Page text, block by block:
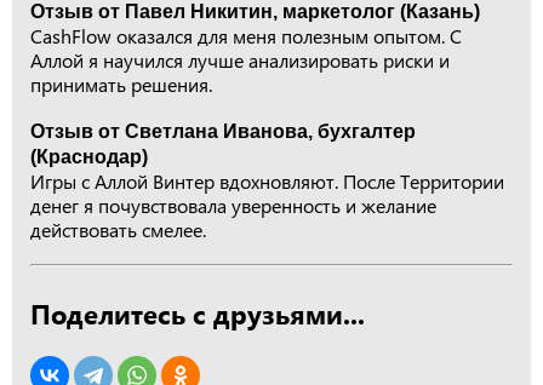
Отзыв от Павел Никитин, маркетолог (Казань)
CashFlow оказался для меня полезным опытом. С
Аллой я научился лучше анализировать риски и
принимать решения.
Отзыв от Светлана Иванова, бухгалтер
(Краснодар)
Игры с Аллой Винтер вдохновляют. После Территории
денег я почувствовала уверенность и желание
действовать смелее.
Поделитесь с друзьями...